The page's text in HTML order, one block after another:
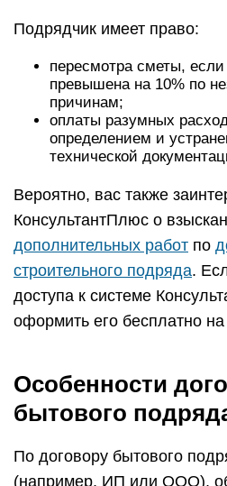
Подрядчик имеет право:
пересмотра сметы,
превышена на 10% по
причинам;
оплаты разумных
определением и
технической
Вероятно, вас также
КонсультантПлюс о
дополнительных работ по
строительного подряда.
доступа к системе
оформить его бесплатно
Особенности
бытового
По договору бытового
(например, ИП или ООО),